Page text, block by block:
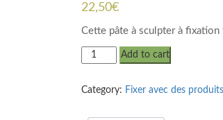
22,50€
Cette pâte à sculpter à
Ébouriffeur
100ml
Add to cart
Category: Fixer avec des